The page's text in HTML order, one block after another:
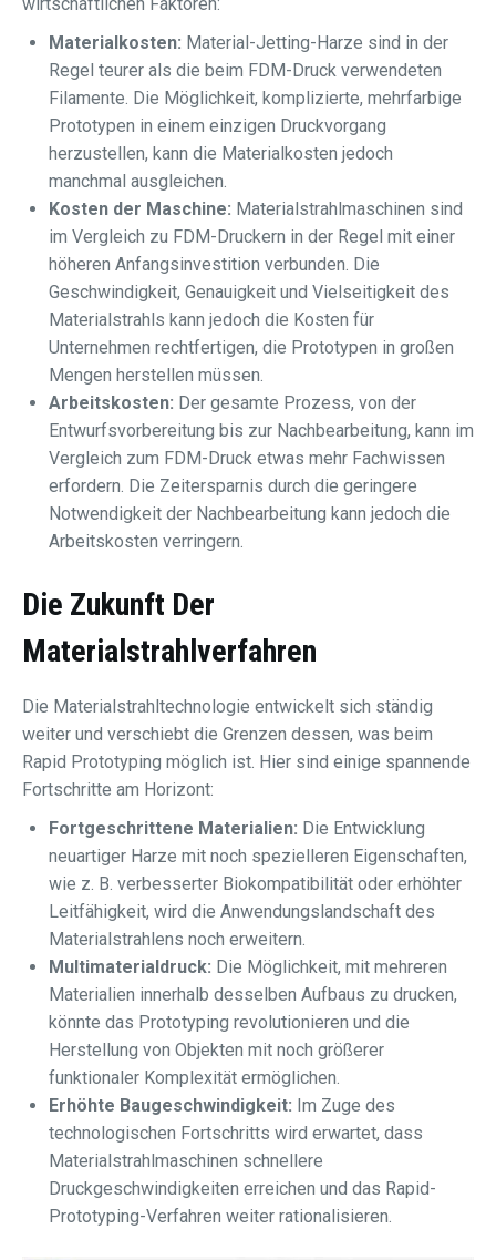
Materialkosten: Material-Jetting-Harze sind in der
Regel teurer als die beim FDM-Druck verwendeten
Filamente. Die Möglichkeit, komplizierte, mehrfarbige
Prototypen in einem einzigen Druckvorgang
herzustellen, kann die Materialkosten jedoch
manchmal ausgleichen.
Kosten der Maschine: Materialstrahlmaschinen sind
im Vergleich zu FDM-Druckern in der Regel mit einer
höheren Anfangsinvestition verbunden. Die
Geschwindigkeit, Genauigkeit und Vielseitigkeit des
Materialstrahls kann jedoch die Kosten für
Unternehmen rechtfertigen, die Prototypen in großen
Mengen herstellen müssen.
Arbeitskosten: Der gesamte Prozess, von der
Entwurfsvorbereitung bis zur Nachbearbeitung, kann im
Vergleich zum FDM-Druck etwas mehr Fachwissen
erfordern. Die Zeitersparnis durch die geringere
Notwendigkeit der Nachbearbeitung kann jedoch die
Arbeitskosten verringern.
Die Zukunft Der
Materialstrahlverfahren
Die Materialstrahltechnologie entwickelt sich ständig
weiter und verschiebt die Grenzen dessen, was beim
Rapid Prototyping möglich ist. Hier sind einige spannende
Fortschritte am Horizont:
Fortgeschrittene Materialien: Die Entwicklung
neuartiger Harze mit noch spezielleren Eigenschaften,
wie z. B. verbesserter Biokompatibilität oder erhöhter
Leitfähigkeit, wird die Anwendungslandschaft des
Materialstrahlens noch erweitern.
Multimaterialdruck: Die Möglichkeit, mit mehreren
Materialien innerhalb desselben Aufbaus zu drucken,
könnte das Prototyping revolutionieren und die
Herstellung von Objekten mit noch größerer
funktionaler Komplexität ermöglichen.
Erhöhte Baugeschwindigkeit: Im Zuge des
technologischen Fortschritts wird erwartet, dass
Materialstrahlmaschinen schnellere
Druckgeschwindigkeiten erreichen und das Rapid-
Prototyping-Verfahren weiter rationalisieren.